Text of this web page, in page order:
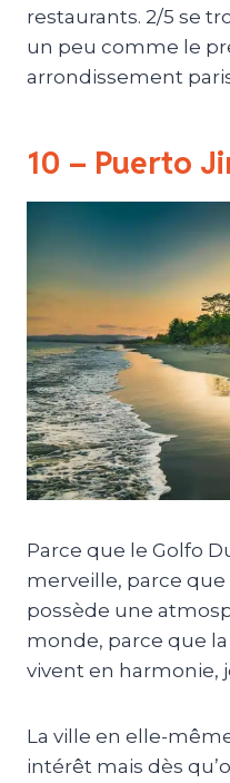
restaurants. 2/5 se
un peu comme le
arrondissement
10 – Puerto
Parce que le Golfo
merveille, parce que
possède une
monde, parce que
vivent en harmonie,
La ville en elle-
intérêt mais dès